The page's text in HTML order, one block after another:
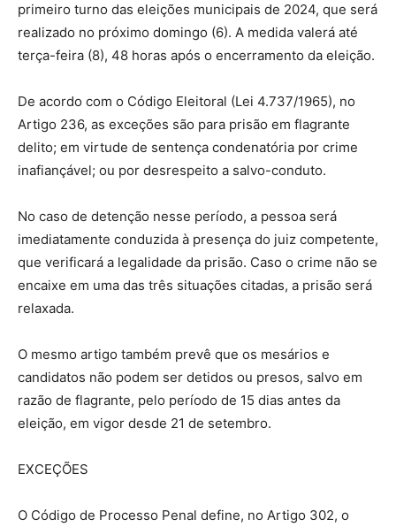
primeiro turno das eleições municipais de 2024, que será
realizado no próximo domingo (6). A medida valerá até
terça-feira (8), 48 horas após o encerramento da eleição.
De acordo com o Código Eleitoral (Lei 4.737/1965), no
Artigo 236, as exceções são para prisão em flagrante
delito; em virtude de sentença condenatória por crime
inafiançável; ou por desrespeito a salvo-conduto.
No caso de detenção nesse período, a pessoa será
imediatamente conduzida à presença do juiz competente,
que verificará a legalidade da prisão. Caso o crime não se
encaixe em uma das três situações citadas, a prisão será
relaxada.
O mesmo artigo também prevê que os mesários e
candidatos não podem ser detidos ou presos, salvo em
razão de flagrante, pelo período de 15 dias antes da
eleição, em vigor desde 21 de setembro.
EXCEÇÕES
O Código de Processo Penal define, no Artigo 302, o